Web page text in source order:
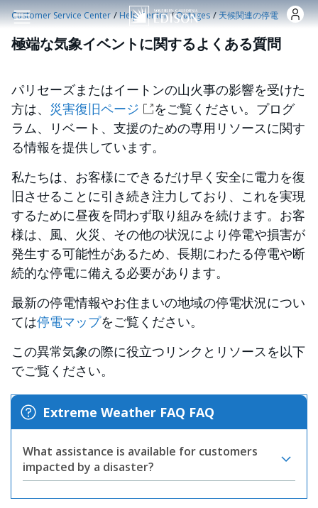
Skip to main content
Customer Service Center /Help Center /Outages /天候関連の停電
極端な気象イベントに関するよくある質問
パリセーズまたはイートンの山火事の影響を受けた
方は、 災害復旧ページ
をご覧ください。プログ
ラム、リベート、支援のための専用リソースに関す
る情報を提供しています。
私たちは、お客様にできるだけ早く安全に電力を復
旧させることに引き続き注力しており、これを実現
するために昼夜を問わず取り組みを続けます。お客
様は、風、火災、その他の状況により停電や損害が
発生する可能性があるため、長期にわたる停電や断
続的な停電に備える必要があります。
最新の停電情報やお住まいの地域の停電状況につい
ては停電マップをご覧ください。
この異常気象の際に役立つリンクとリソースを以下
でご覧ください。
Extreme Weather FAQ FAQ
What assistance is available for customers
impacted by a disaster?